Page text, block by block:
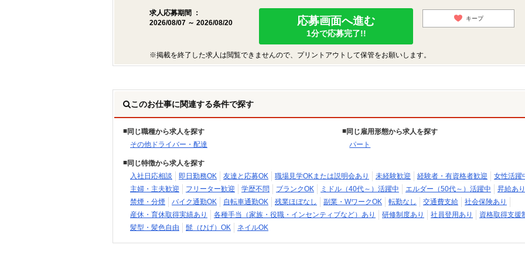
求人応募期間 ：
2026/08/07 ～ 2026/08/20
応募画面へ進む
1分で応募完了!!
キープ
※掲載を終了した求人は閲覧できませんので、プリントアウトして保管をお願いします。
このお仕事に関連する条件で探す
同じ職種から求人を探す
その他ドライバー・配達
同じ雇用形態から求人を探す
パート
同じ特徴から求人を探す
入社日応相談
即日勤務OK 友達と応募OK 職場見学OKまたは説明会あり 未経験歓迎 経験者・有資格者歓迎
女性活躍
主婦・主夫歓迎
フリーター歓迎 学歴不問 ブランクOK ミドル（40代～）活躍中 エルダー（50代～）活躍中
昇給あり
禁煙・分煙
バイク通勤OK 自転車通勤OK 残業ほぼなし 副業・WワークOK 転勤なし 交通費支給
社会保険あり
産休・育休取得実績あり
各種手当（家族・役職・インセンティブなど）あり 研修制度あり 社員登用あり
資格取得支援
髪型・髪色自由
髭（ひげ）OK ネイルOK